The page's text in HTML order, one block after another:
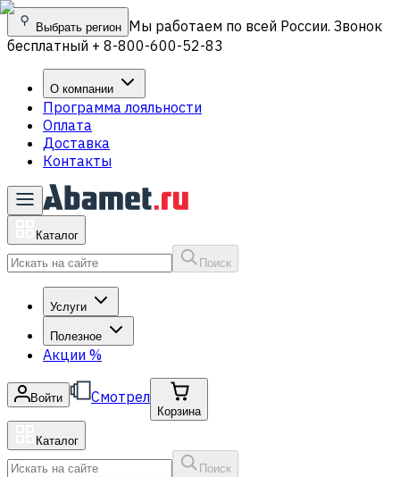
Выбрать регион Мы работаем по всей России. Звонок
бесплатный + 8-800-600-52-83
О компании
Программа лояльности
Оплата
Доставка
Контакты
Каталог
Поиск
Услуги
Полезное
Акции %
Войти Смотрел
Корзина
Каталог
Поиск